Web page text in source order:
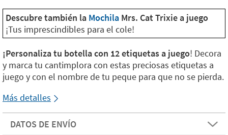
Descubre también la Mochila Mrs. Cat Trixie a juego
¡Tus imprescindibles para el cole!
¡Personaliza tu botella con 12 etiquetas a juego! Decora
y marca tu cantimplora con estas preciosas etiquetas a
juego y con el nombre de tu peque para que no se pierda.
Más detalles
DATOS DE ENVÍO